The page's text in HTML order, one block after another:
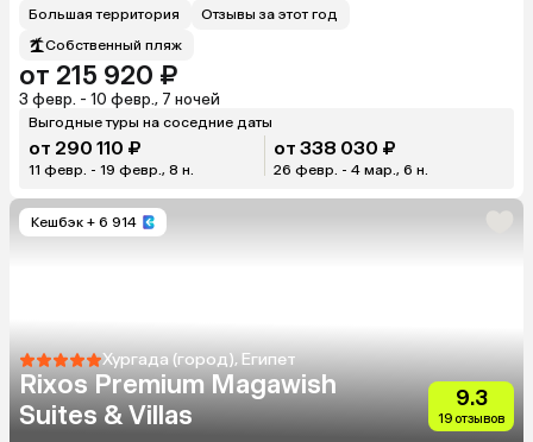
Большая территория
Отзывы за этот год
Собственный пляж
от 215 920 ₽
3 февр. - 10 февр., 7 ночей
Выгодные туры на соседние даты
от 290 110 ₽
11 февр. - 19 февр., 8 н.
от 338 030 ₽
26 февр. - 4 мар., 6 н.
Кешбэк + 6 914
Хургада (город), Египет
Rixos Premium Magawish
Suites & Villas
9.3
19 отзывов